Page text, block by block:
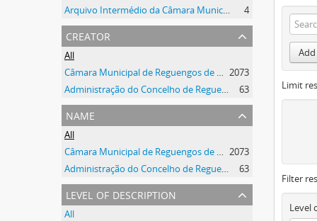
Arquivo Intermédio da Câmara Municipal de Reguengos de Monsaraz
4
creator
All
Câmara Municipal de Reguengos de Monsaraz 2073
Administração do Concelho de Reguengos
63
name
All
Câmara Municipal de Reguengos de Monsaraz 2073
Administração do Concelho de Reguengos
63
level of description
All
Limit
Filter
Level